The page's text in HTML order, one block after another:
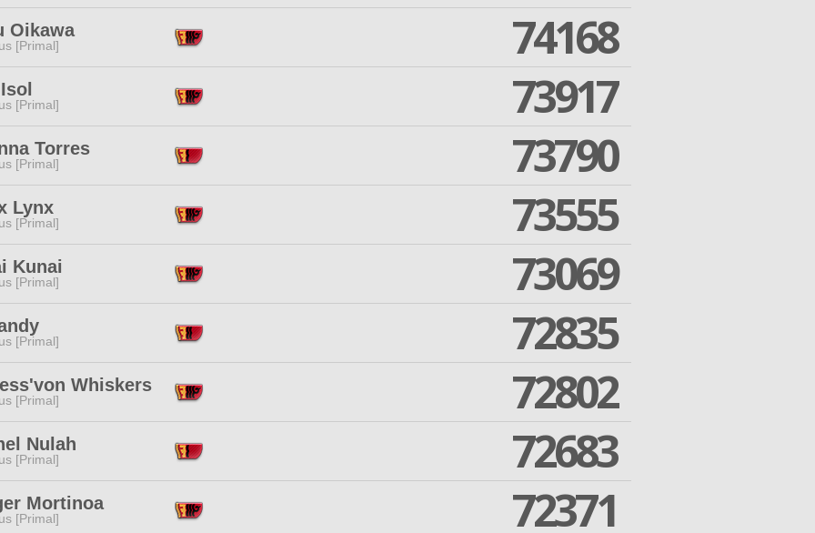
Oikawa
[Primal] 74168
[Primal] 73917
Torres
[Primal] 73790
Lynx
[Primal] 73555
Kunai
[Primal] 73069
[Primal] 72835
Whiskers
[Primal] 72802
Nulah
[Primal] 72683
Mortinoa
[Primal] 72371